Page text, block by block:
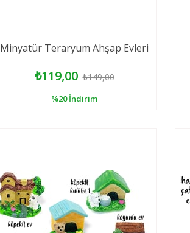
Minyatür Teraryum Ahşap Evleri
₺119,00 ₺149,00
%20 İndirim